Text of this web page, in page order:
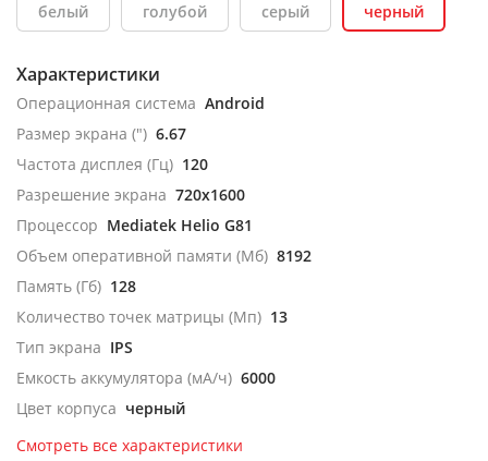
белый голубой серый черный
Характеристики
Операционная система Android
Размер экрана (") 6.67
Частота дисплея (Гц) 120
Разрешение экрана 720x1600
Процессор Mediatek Helio G81
Объем оперативной памяти (Мб) 8192
Память (Гб) 128
Количество точек матрицы (Мп) 13
Тип экрана IPS
Емкость аккумулятора (мА/ч) 6000
Цвет корпуса черный
Смотреть все характеристики